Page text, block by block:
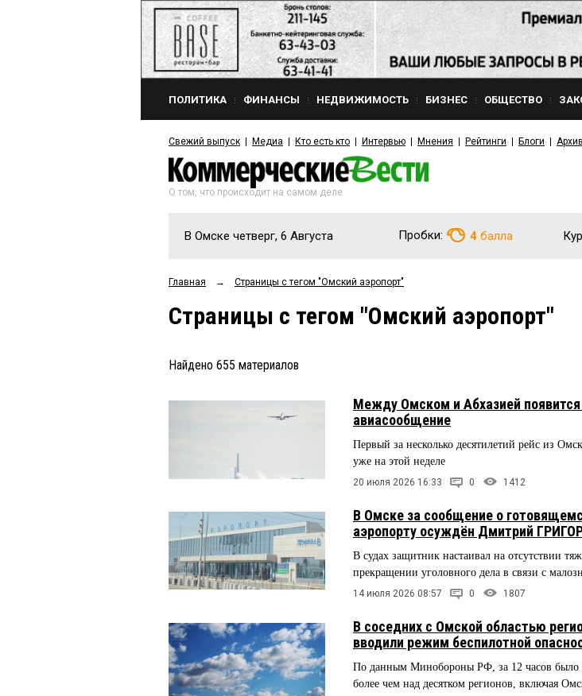
ПОЛИТИКА ФИНАНСЫ НЕДВИЖИМОСТЬ БИЗНЕС ОБЩЕСТВО
Свежий выпуск Медиа Кто есть кто Интервью Мнения Рейтинги Блоги Архив
О том, что происходит на самом деле
В Омске четверг, 6 Августа Пробки: 4 балла
Главная → Страницы c тегом "Омский аэропорт"
Страницы c тегом "Омский аэропорт"
Найдено 655 материалов
Между Омском и Абхазией
авиасообщение
Первый за несколько десятилетий рейс из
уже на этой неделе
20 июля 2026 16:33 0 1412
В Омске за сообщение о
аэропорту осуждён Дмитрий
В судах защитник настаивал на отсутствии
прекращении уголовного дела в связи с
14 июля 2026 08:57 0 1807
В соседних с Омской областью
вводили режим беспилотной
По данным Минобороны РФ, за 12 часов
более чем над десятком регионов, включая